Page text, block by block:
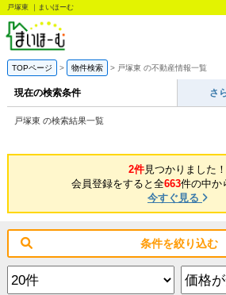
戸塚東 ｜まいほーむ
TOPページ 物件検索 戸塚東 の不動産情報一覧
現在の検索条件 さ
戸塚東 の検索結果一覧
2件見つかりました！
会員登録をすると全663件の中か
今すぐ見る
条件を絞り込む